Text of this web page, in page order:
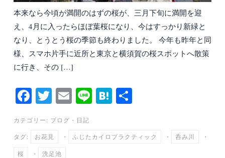
本来なら今頃が満開のはずの桜が、三月下旬に満開を迎
え、4月に入ったらほぼ葉桜になり、今はすっかり新緑と
なり、とうとう桜の季節も終わりました。 今年も昨年と同
様、スマホ片手に近所と東京と横須賀の桜スポットへ散策
に行き、その […]
Fa
ce
bo
ok
T
wi
tte
r
E
m
ail
Li H
a
カテゴリー: ブログ ・ 日記
タグ: お花見 ・ ふじたカイロプラクティック ・ 呑み川 ・
桜 ・ 洗足池